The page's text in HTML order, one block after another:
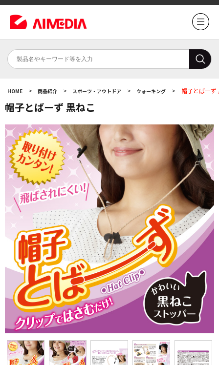
HOME > 商品紹介 > スポーツ・アウトドア > ウォーキング > 帽子とばーず
帽子とばーず 黒ねこ